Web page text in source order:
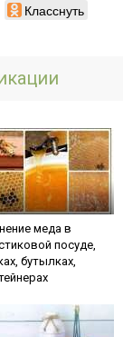
Класснуть
меда в
посуде,
бутылках,